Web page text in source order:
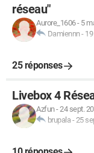
réseau"
Aurore_1606- 5
Damiennn-
25 réponses
Livebox 4
Azfun-24 sept.
brupala -25